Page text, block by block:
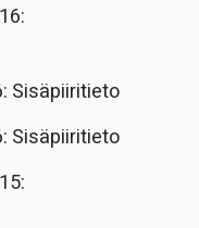
Sisäpiiritieto
Sisäpiiritieto